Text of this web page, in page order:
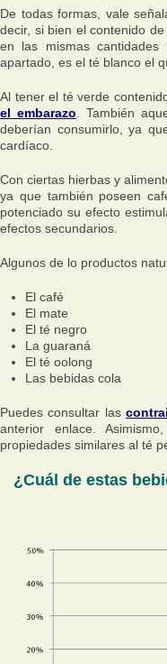
De todas formas, vale
decir, si bien el contenido
en las mismas
apartado, es el té blanco el
Al tener el té verde
el embarazo . También
deberían consumirlo, ya
cardíaco.
Con ciertas hierbas y
ya que también poseen
potenciado su efecto
efectos secundarios.
Algunos de lo productos
El café
El mate
El té negro
La guaraná
El té oolong
Las bebidas cola
Puedes consultar las
anterior enlace.
propiedades similares al té
¿Cuál de estas